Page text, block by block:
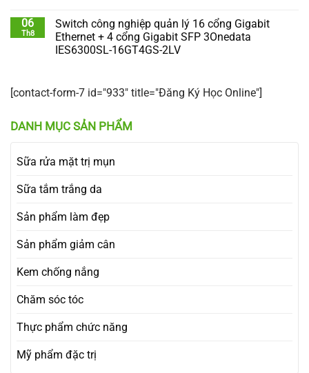
06
Th8
Switch công nghiệp quản lý 16 cổng Gigabit
Ethernet + 4 cổng Gigabit SFP 3Onedata
IES6300SL-16GT4GS-2LV
[contact-form-7 id="933" title="Đăng Ký Học Online"]
DANH MỤC SẢN PHẨM
Sữa rửa mặt trị mụn
Sữa tắm trắng da
Sản phẩm làm đẹp
Sản phẩm giảm cân
Kem chống nắng
Chăm sóc tóc
Thực phẩm chức năng
Mỹ phẩm đặc trị